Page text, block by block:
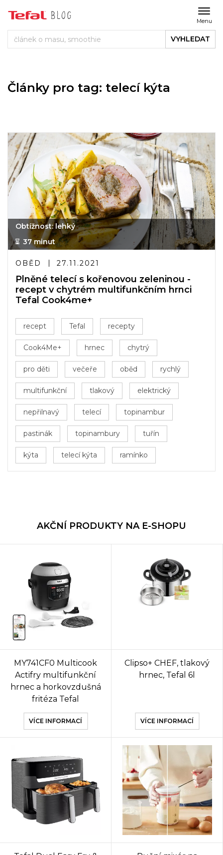
Menu
VYHLEDAT
Články pro tag: telecí kýta
Obtížnost: lehký
37 minut
OBĚD 27.11.2021
Plněné telecí s kořenovou zeleninou -
recept v chytrém multifunkčním hrnci
Tefal Cook4me+
recept Tefal recepty
Cook4Me+ hrnec chytrý
pro děti večeře oběd rychlý
multifunkční tlakový elektrický
nepřilnavý telecí topinambur
pastinák topinambury tuřín
kýta telecí kýta ramínko
AKČNÍ PRODUKTY NA E-SHOPU
MY741CF0 Multicook
Actifry multifunkční
hrnec a horkovzdušná
fritéza Tefal
VÍCE INFORMACÍ
Clipso+ CHEF, tlakový
hrnec, Tefal 6l
VÍCE INFORMACÍ